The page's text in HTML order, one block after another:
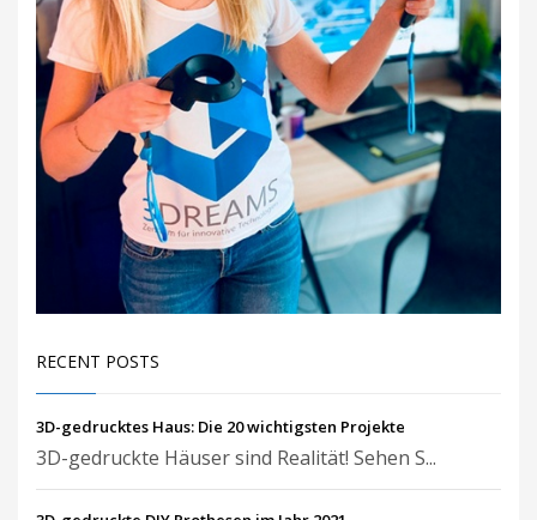
RECENT POSTS
3D-gedrucktes Haus: Die 20 wichtigsten Projekte
3D-gedruckte Häuser sind Realität! Sehen S...